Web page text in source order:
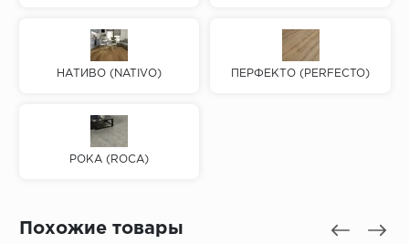
НАТИВО (NATIVO) ПЕРФЕКТО (PERFECTO)
РОКА (ROCA)
Похожие товары